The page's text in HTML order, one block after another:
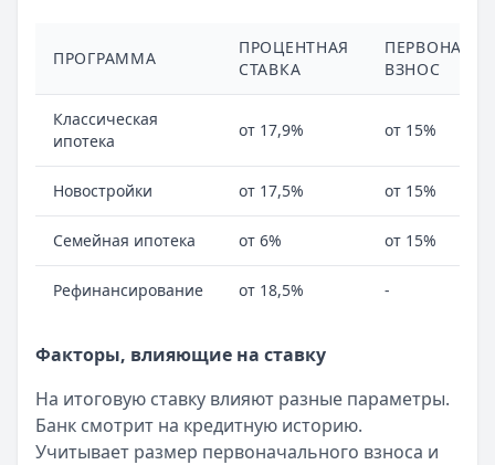
Льготный период:
Обслуживание:Бесплатно
Рейтинг:4.7
Газпромбанк— Простая кредитная карта
Лимит: до1 000 000 ₽
Льготный период:
Рейтинг:4.6(10 отзывов)
МТС Банк
Лимит: до
2 000 000 ₽
Обслуживание:Бесплатно
Все кредитные карты
ПРОГРАММА
ПРОЦЕНТНАЯ
СТАВКА
ВЗНОС
Классическая
ипотека
от 17,9% от 15%
Новостройки от 17,5% от 15%
Семейная ипотека от 6% от 15%
Рефинансирование от 18,5% -
Факторы, влияющие на ставку
На итоговую ставку влияют разные параметры.
Банк смотрит на кредитную историю.
Учитывает размер первоначального взноса и